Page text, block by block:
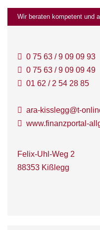
Wir beraten kompetent und
0 75 63 / 9 09 09 93
0 75 63 / 9 09 09 49
01 62 / 2 54 28 85
ara-kisslegg@t-
www.finanzportal-
Felix-Uhl-Weg 2
88353 Kißlegg